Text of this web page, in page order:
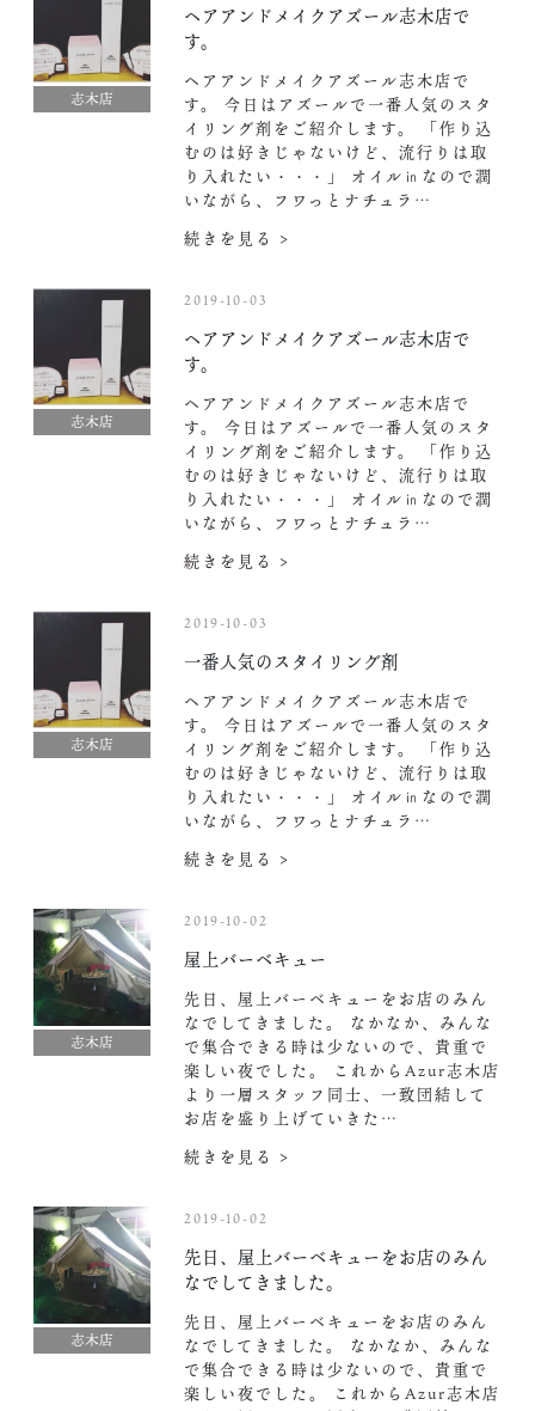
志木店
ヘアアンドメイクアズール志木店で
す。
ヘアアンドメイクアズール志木店で
す。 今日はアズールで一番人気のスタ
イリング剤をご紹介します。 「作り込
むのは好きじゃないけど、流行りは取
り入れたい・・・」 オイル㏌なので潤
いながら、フワっとナチュラ…
続きを見る >
志木店
2019-10-03
ヘアアンドメイクアズール志木店で
す。
ヘアアンドメイクアズール志木店で
す。 今日はアズールで一番人気のスタ
イリング剤をご紹介します。 「作り込
むのは好きじゃないけど、流行りは取
り入れたい・・・」 オイル㏌なので潤
いながら、フワっとナチュラ…
続きを見る >
志木店
2019-10-03
一番人気のスタイリング剤
ヘアアンドメイクアズール志木店で
す。 今日はアズールで一番人気のスタ
イリング剤をご紹介します。 「作り込
むのは好きじゃないけど、流行りは取
り入れたい・・・」 オイル㏌なので潤
いながら、フワっとナチュラ…
続きを見る >
志木店
2019-10-02
屋上バーベキュー
先日、屋上バーベキューをお店のみん
なでしてきました。 なかなか、みんな
で集合できる時は少ないので、貴重で
楽しい夜でした。 これからAzur志木店
より一層スタッフ同士、一致団結して
お店を盛り上げていきた…
続きを見る >
志木店
2019-10-02
先日、屋上バーベキューをお店のみん
なでしてきました。
先日、屋上バーベキューをお店のみん
なでしてきました。 なかなか、みんな
で集合できる時は少ないので、貴重で
楽しい夜でした。 これからAzur志木店